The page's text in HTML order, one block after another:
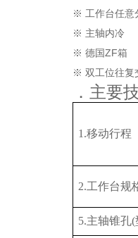
※ 工作台任意
※ 主轴内冷
※ 德国ZF箱
※ 双工位往复
．主要
1.移动行程
2.工作台规
5.主轴锥孔